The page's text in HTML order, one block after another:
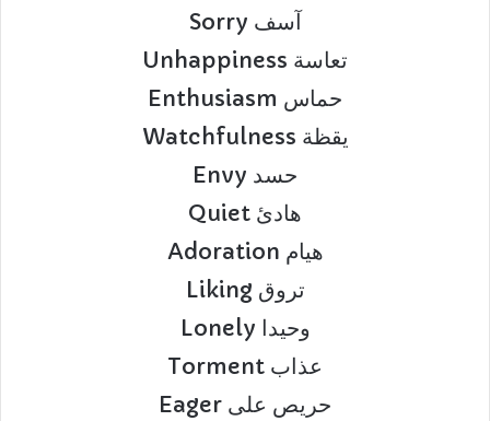
Sorry آسف
Unhappiness تعاسة
Enthusiasm حماس
Watchfulness يقظة
Envy حسد
Quiet هادئ
Adoration هيام
Liking تروق
Lonely وحيدا
Torment عذاب
Eager حريص على